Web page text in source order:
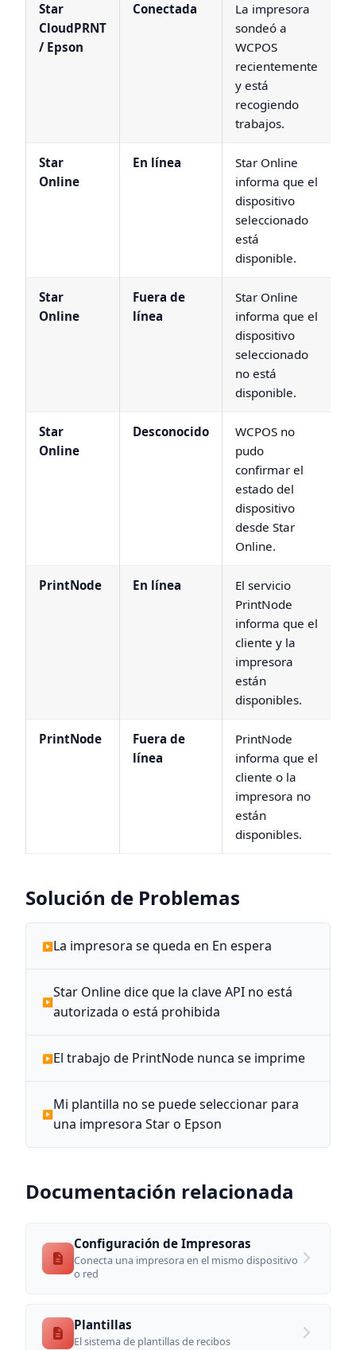
Star
CloudPRNT
/ Epson
Conectada
La impresora
sondeó a
WCPOS
recientemente
y está
recogiendo
trabajos.
Star
Online
En línea
Star Online
informa que el
dispositivo
seleccionado
está
disponible.
Star
Online
Fuera de
línea
Star Online
informa que el
dispositivo
seleccionado
no está
disponible.
Star
Online
Desconocido
WCPOS no
pudo
confirmar el
estado del
dispositivo
desde Star
Online.
PrintNode En línea
El servicio
PrintNode
informa que el
cliente y la
impresora
están
disponibles.
PrintNode
Fuera de
línea
PrintNode
informa que el
cliente o la
impresora no
están
disponibles.
Solución de Problemas
La impresora se queda en En espera
Star Online dice que la clave API no está
autorizada o está prohibida
El trabajo de PrintNode nunca se imprime
Mi plantilla no se puede seleccionar para
una impresora Star o Epson
Documentación relacionada
Configuración de Impresoras
Conecta una impresora en el mismo dispositivo
o red
Plantillas
El sistema de plantillas de recibos